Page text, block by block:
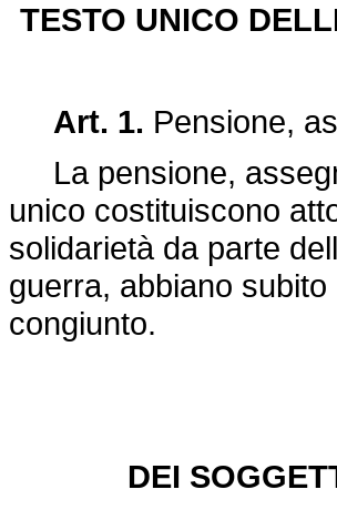
TESTO UNICO
Art. 1. Pensione,
La pensione,
unico costituiscono
solidarietà da parte
guerra, abbiano
congiunto.
DEI